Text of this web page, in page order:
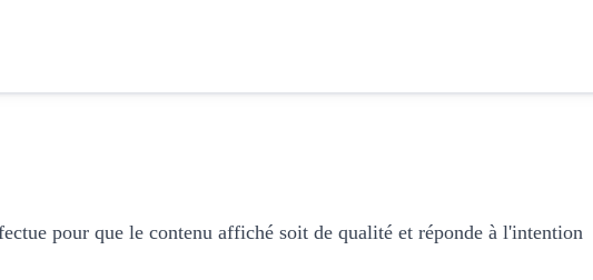
pour que le contenu affiché soit de qualité et réponde à l'intention